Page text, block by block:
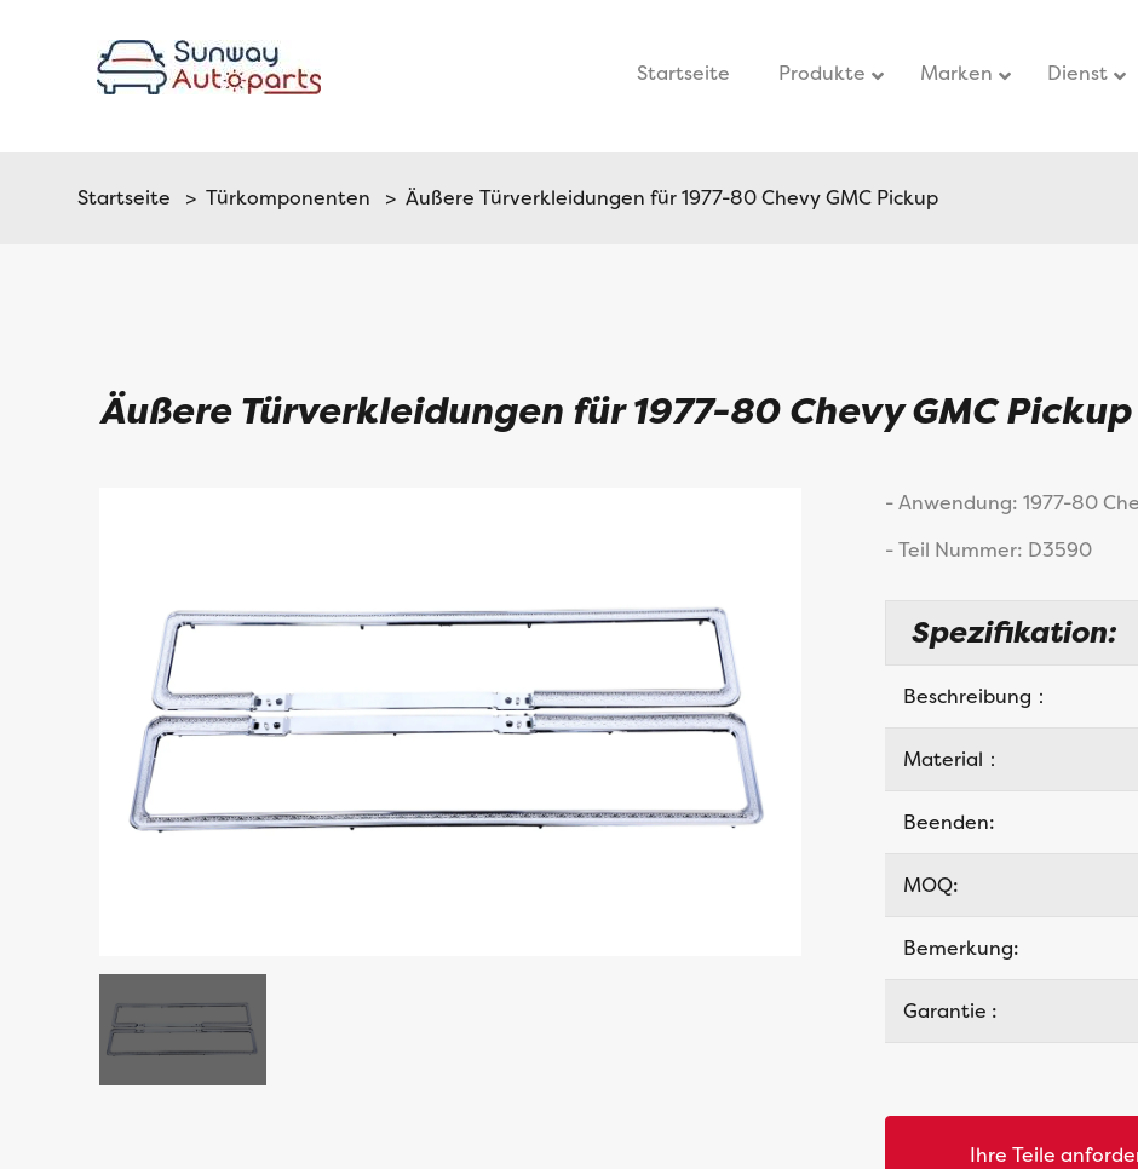
Startseite Produkte Marken Dienst –
Startseite >Türkomponenten > Äußere Türverkleidungen für 1977-80 Chevy GMC Pickup
Äußere Türverkleidungen für 1977-80 Chevy GMC Pickup
- Anwendung: 1977-80
- Teil Nummer: D3590
Spezifikation:
Beschreibung：
Material：
Beenden:
MOQ:
Bemerkung:
Garantie :
Ihre Teile